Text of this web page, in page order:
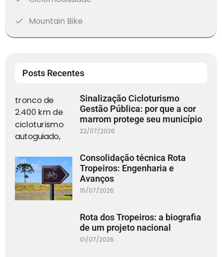
Mountain Bike
Posts Recentes
Sinalização Cicloturismo
Gestão Pública: por que a cor
marrom protege seu município
22/07/2026
Consolidação técnica Rota
Tropeiros: Engenharia e
Avanços
15/07/2026
Rota dos Tropeiros: a biografia
de um projeto nacional
01/07/2026